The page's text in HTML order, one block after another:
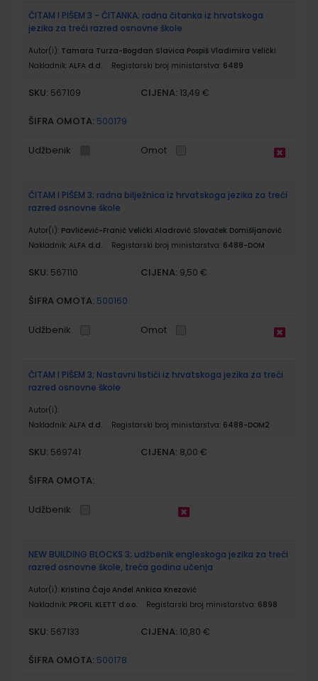
ČITAM I PIŠEM 3 - ČITANKA; radna čitanka iz hrvatskoga
jezika za treći razred osnovne škole
Autor(i): Tamara Turza-Bogdan Slavica Pospiš Vladimira Velički
Nakladnik: ALFA d.d. Registarski broj ministarstva: 6489
SKU: 567109 CIJENA: 13,49 €
ŠIFRA OMOTA: 500179
Udžbenik Omot
ČITAM I PIŠEM 3; radna bilježnica iz hrvatskoga jezika za treći
razred osnovne škole
Autor(i): Pavličević-Franić Velički Aladrović Slovaček Domišljanović
Nakladnik: ALFA d.d. Registarski broj ministarstva: 6488-DOM
SKU: 567110 CIJENA: 9,50 €
ŠIFRA OMOTA: 500160
Udžbenik Omot
ČITAM I PIŠEM 3; Nastavni listići iz hrvatskoga jezika za treći
razred osnovne škole
Autor(i):
Nakladnik: ALFA d.d. Registarski broj ministarstva: 6488-DOM2
SKU: 569741 CIJENA: 8,00 €
ŠIFRA OMOTA:
Udžbenik
NEW BUILDING BLOCKS 3; udžbenik engleskoga jezika za treći
razred osnovne škole, treća godina učenja
Autor(i): Kristina Čajo Anđel Ankica Knezović
Nakladnik: PROFIL KLETT d.o.o. Registarski broj ministarstva: 6898
SKU: 567133 CIJENA: 10,80 €
ŠIFRA OMOTA: 500178